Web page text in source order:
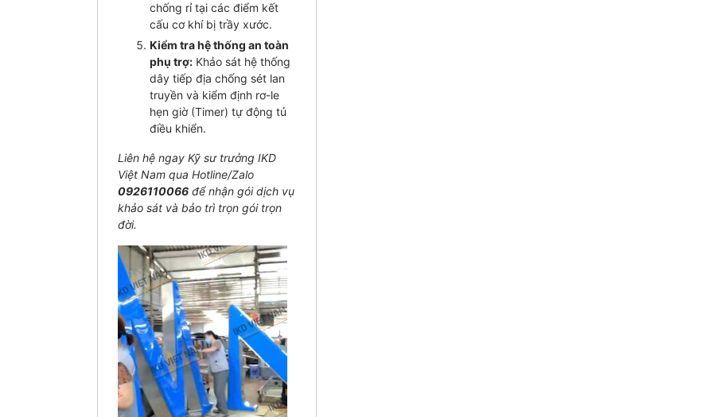
chống rỉ tại các điểm kết
cấu cơ khí bị trầy xước.
Kiểm tra hệ thống an toàn
phụ trợ: Khảo sát hệ thống
dây tiếp địa chống sét lan
truyền và kiểm định rơ-le
hẹn giờ (Timer) tự động tủ
điều khiển.
Liên hệ ngay Kỹ sư trưởng IKD
Việt Nam qua Hotline/Zalo
0926110066 để nhận gói dịch vụ
khảo sát và bảo trì trọn gói trọn
đời.